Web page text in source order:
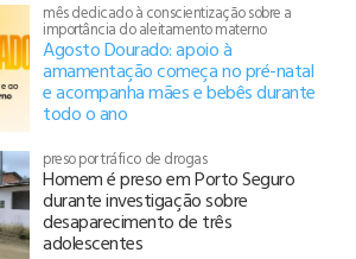
mês dedicado à conscientização sobre a
importância do aleitamento materno
Agosto Dourado: apoio à
amamentação começa no pré-natal
e acompanha mães e bebês durante
todo o ano
preso por tráfico de drogas
Homem é preso em Porto Seguro
durante investigação sobre
desaparecimento de três
adolescentes